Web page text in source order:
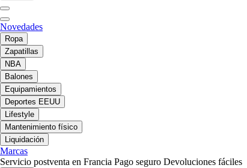
Novedades
Ropa
Zapatillas
NBA
Balones
Equipamientos
Deportes EEUU
Lifestyle
Mantenimiento físico
Liquidación
Marcas
Servicio postventa en Francia Pago seguro Devoluciones fáciles